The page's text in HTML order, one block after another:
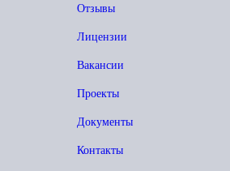
Отзывы
Лицензии
Вакансии
Проекты
Документы
Контакты